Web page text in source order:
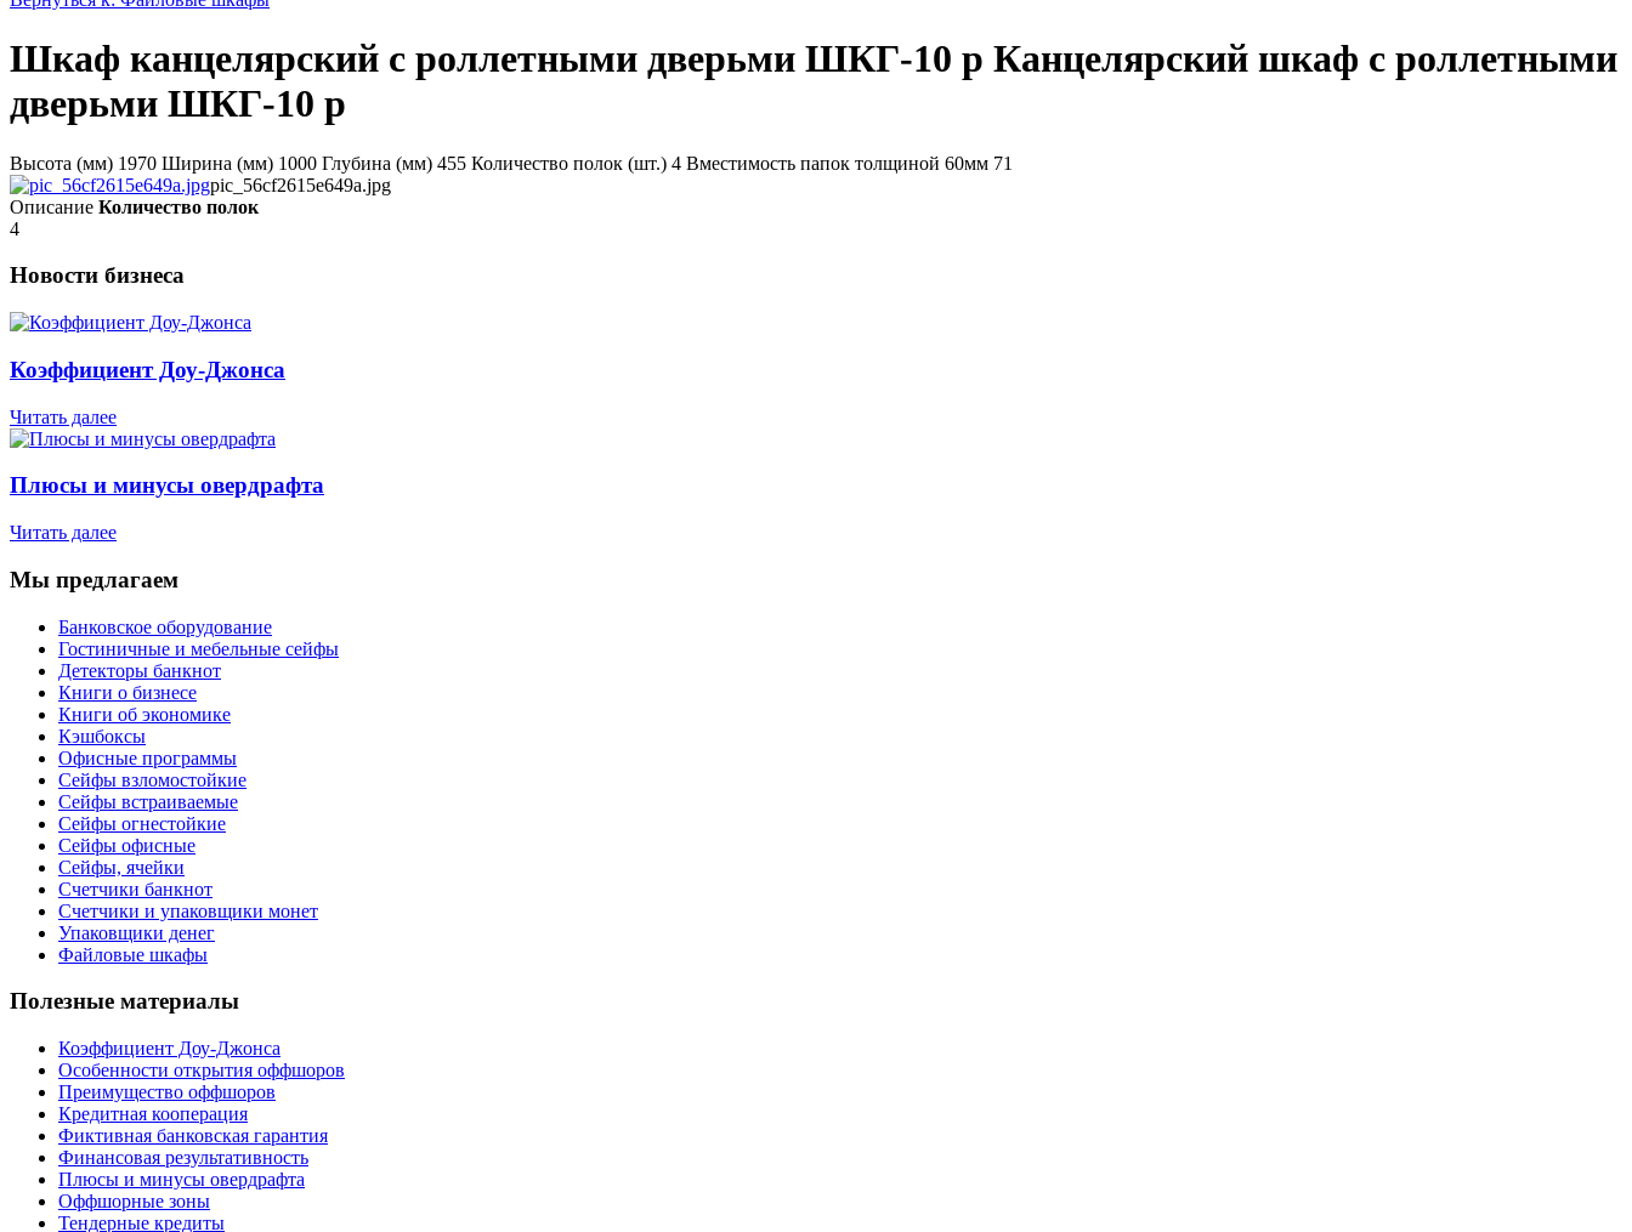
Шкаф канцелярский с роллетными дверьми ШКГ-10 р Канцелярский шкаф с роллетными
дверьми ШКГ-10 р
Высота (мм) 1970 Ширина (мм) 1000 Глубина (мм) 455 Количество полок (шт.) 4 Вместимость папок толщиной 60мм 71
pic_56cf2615e649a.jpg
Описание Количество полок
4
Новости бизнеса
Коэффициент Доу-Джонса
Читать далее
Плюсы и минусы овердрафта
Читать далее
Мы предлагаем
Банковское оборудование
Гостиничные и мебельные сейфы
Детекторы банкнот
Книги о бизнесе
Книги об экономике
Кэшбоксы
Офисные программы
Сейфы взломостойкие
Сейфы встраиваемые
Сейфы огнестойкие
Сейфы офисные
Сейфы, ячейки
Счетчики банкнот
Счетчики и упаковщики монет
Упаковщики денег
Файловые шкафы
Полезные материалы
Коэффициент Доу-Джонса
Особенности открытия оффшоров
Преимущество оффшоров
Кредитная кооперация
Фиктивная банковская гарантия
Финансовая результативность
Плюсы и минусы овердрафта
Оффшорные зоны
Тендерные кредиты